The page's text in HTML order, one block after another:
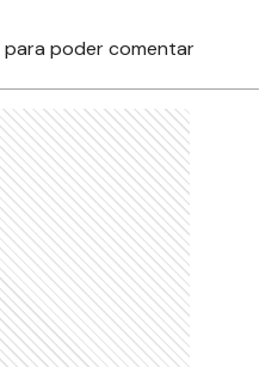
para poder comentar